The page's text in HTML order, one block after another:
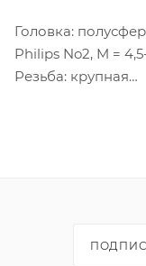
Головка:
Philips No2, M =
Резьба: крупная
Твердость